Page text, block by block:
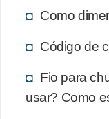
Como
Código de
Fio para
usar? Como
a
ç
v